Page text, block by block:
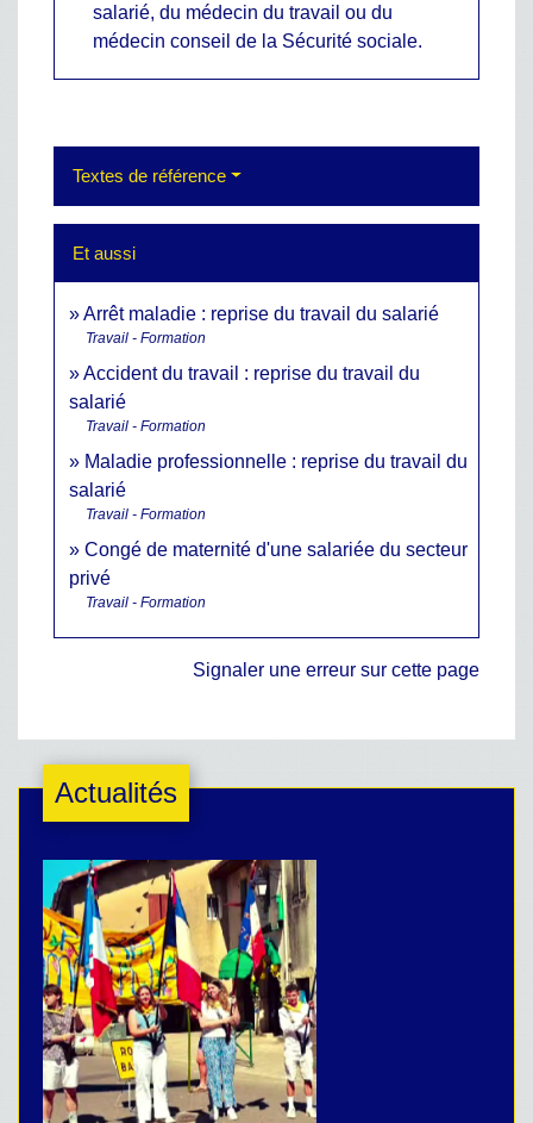
salarié, du médecin du travail ou du
médecin conseil de la Sécurité sociale.
Textes de référence
Et aussi
Arrêt maladie : reprise du travail du salarié
Travail - Formation
Accident du travail : reprise du travail du
salarié
Travail - Formation
Maladie professionnelle : reprise du travail du
salarié
Travail - Formation
Congé de maternité d'une salariée du secteur
privé
Travail - Formation
Signaler une erreur sur cette page
Actualités